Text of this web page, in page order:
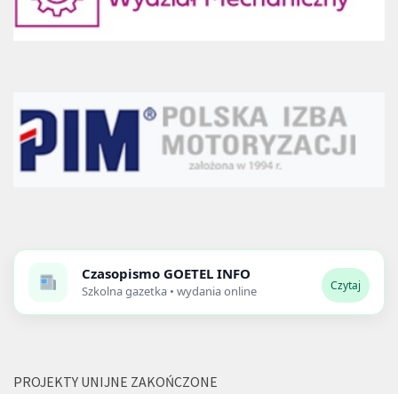
Czasopismo GOETEL INFO
Szkolna gazetka • wydania online Czytaj
PROJEKTY UNIJNE ZAKOŃCZONE